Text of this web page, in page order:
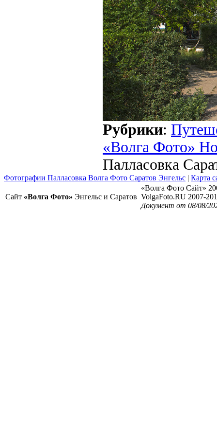
Рубрики:
«Волга Фото»
Палласовка
Фотографии Палласовка Волга Фото Саратов Энгельс | Карта
Сайт «Волга Фото» Энгельс и Саратов
«Волга Фото Сайт»
VolgaFoto.RU 2007-
Документ от 08/08/